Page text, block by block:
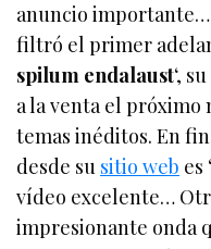
anuncio importante…
filtró el primer
spilum endalaust‘,
a la venta el próximo
temas inéditos. En
desde su sitio web es
vídeo excelente…
impresionante onda